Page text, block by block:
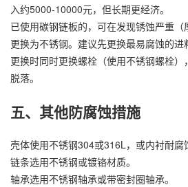
入约5000-10000元，但长期更经济。
已使用碳钢链板的，可在发现锈蚀严重
更换为不锈钢。建议先更换最易腐蚀的进
更换时同时更换螺栓（使用不锈钢螺栓
脱落。
五、其他防腐蚀措施
壳体使用不锈钢304或316L，或内衬耐腐
链条选用不锈钢或镀铬材质。
轴承选用不锈钢轴承或带密封圈轴承。